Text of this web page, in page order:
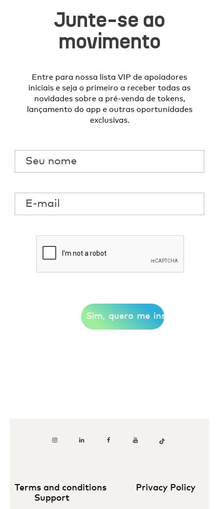
Junte-se ao
movimento
Entre para nossa lista VIP de apoiadores
iniciais e seja o primeiro a receber todas as
novidades sobre a pré-venda de tokens,
lançamento do app e outras oportunidades
exclusivas.
Terms and conditions
Privacy Policy
Support